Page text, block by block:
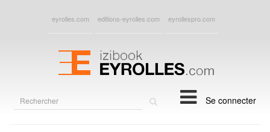
eyrolles.com editions-eyrolles.com eyrollespro.com
Se connecter